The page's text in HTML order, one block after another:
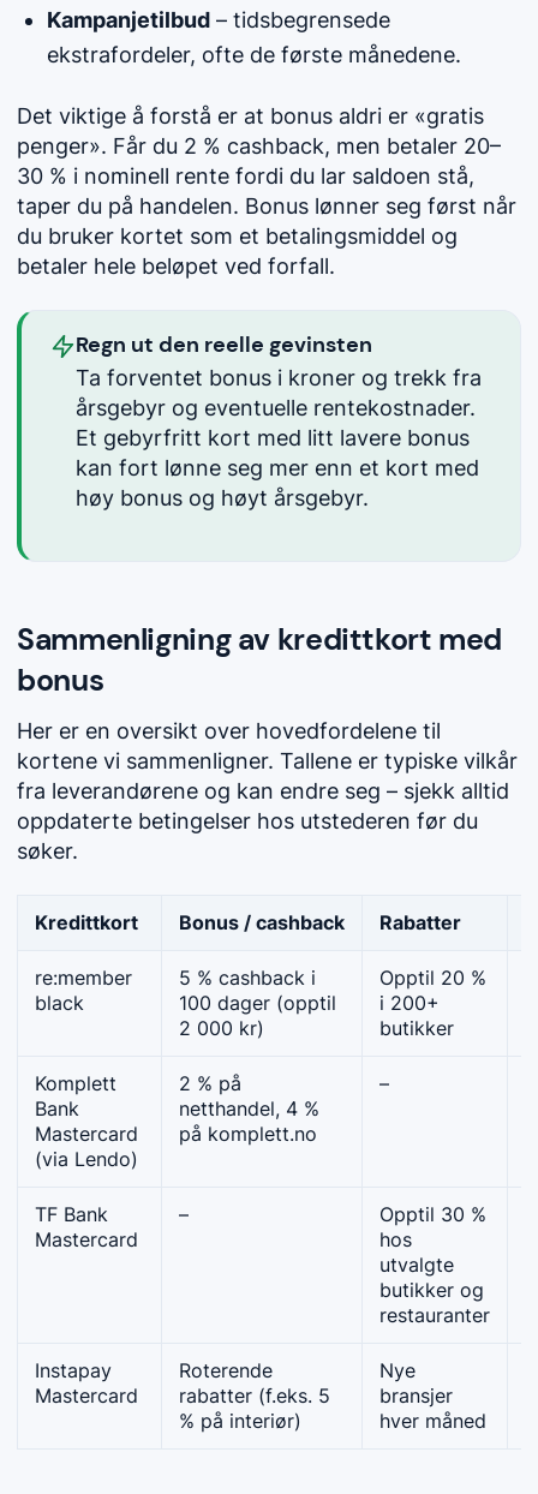
Kampanjetilbud – tidsbegrensede
ekstrafordeler, ofte de første månedene.
Det viktige å forstå er at bonus aldri er «gratis
penger». Får du 2 % cashback, men betaler 20–
30 % i nominell rente fordi du lar saldoen stå,
taper du på handelen. Bonus lønner seg først når
du bruker kortet som et betalingsmiddel og
betaler hele beløpet ved forfall.
Regn ut den reelle gevinsten
Ta forventet bonus i kroner og trekk fra
årsgebyr og eventuelle rentekostnader.
Et gebyrfritt kort med litt lavere bonus
kan fort lønne seg mer enn et kort med
høy bonus og høyt årsgebyr.
Sammenligning av kredittkort med
bonus
Her er en oversikt over hovedfordelene til
kortene vi sammenligner. Tallene er typiske vilkår
fra leverandørene og kan endre seg – sjekk alltid
oppdaterte betingelser hos utstederen før du
søker.
Kredittkort Bonus / cashback Rabatter
re:member
black
5 % cashback i
100 dager (opptil
2 000 kr)
Opptil 20 %
i 200+
butikker
Komplett
Bank
Mastercard
(via Lendo)
2 % på
netthandel, 4 %
på komplett.no
–
TF Bank
Mastercard
–
Opptil 30 %
hos
utvalgte
butikker og
restauranter
Instapay
Mastercard
Roterende
rabatter (f.eks. 5
% på interiør)
Nye
bransjer
hver måned